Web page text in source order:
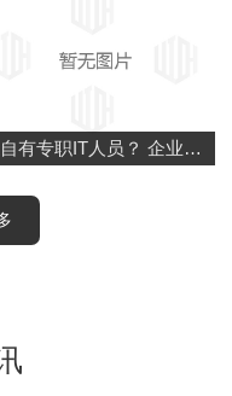
业自有专职IT人员？ 企业招聘专职的IT技术人员，势必会增加企业的运营成本，工资成本，招聘成本，管理成本等等